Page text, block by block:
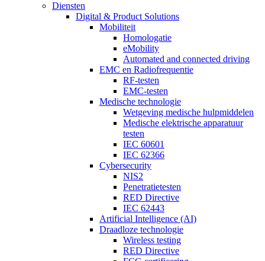
Diensten
Digital & Product Solutions
Mobiliteit
Homologatie
eMobility
Automated and connected driving
EMC en Radiofrequentie
RF-testen
EMC-testen
Medische technologie
Wetgeving medische hulpmiddelen
Medische elektrische apparatuur
testen
IEC 60601
IEC 62366
Cybersecurity
NIS2
Penetratietesten
RED Directive
IEC 62443
Artificial Intelligence (AI)
Draadloze technologie
Wireless testing
RED Directive